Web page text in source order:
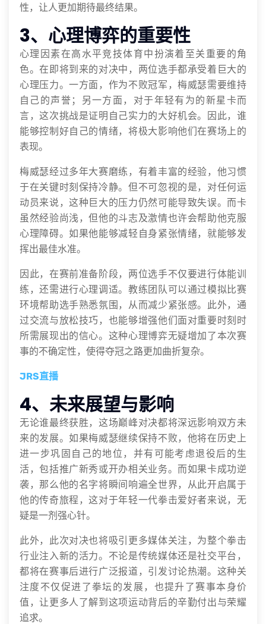
性，让人更加期待最终结果。
3、心理博弈的重要性
心理因素在高水平竞技体育中扮演着至关重要的角
色。在即将到来的对决中，两位选手都承受着巨大的
心理压力。一方面，作为不败冠军，梅威瑟需要维持
自己的声誉；另一方面，对于年轻有为的新星卡而
言，这次挑战是证明自己实力的大好机会。因此，谁
能够控制好自己的情绪，将极大影响他们在赛场上的
表现。
梅威瑟经过多年大赛磨练，有着丰富的经验，他习惯
于在关键时刻保持冷静。但不可忽视的是，对任何运
动员来说，这种巨大的压力仍然可能导致失误。而卡
虽然经验尚浅，但他的斗志及激情也许会帮助他克服
心理障碍。如果他能够减轻自身紧张情绪，就能够发
挥出最佳水准。
因此，在赛前准备阶段，两位选手不仅要进行体能训
练，还需进行心理调适。教练团队可以通过模拟比赛
环境帮助选手熟悉氛围，从而减少紧张感。此外，通
过交流与放松技巧，也能够增强他们面对重要时刻时
所需展现出的信心。这种心理博弈无疑增加了本次赛
事的不确定性，使得夺冠之路更加曲折复杂。
JRS直播
4、未来展望与影响
无论谁最终获胜，这场巅峰对决都将深远影响双方未
来的发展。如果梅威瑟继续保持不败，他将在历史上
进一步巩固自己的地位，并有可能考虑退役后的生
活，包括推广新秀或开办相关业务。而如果卡成功逆
袭，那么他的名字将瞬间响遍全世界，从此开启属于
他的传奇旅程，这对于年轻一代拳击爱好者来说，无
疑是一剂强心针。
此外，此次对决也将吸引更多媒体关注，为整个拳击
行业注入新的活力。不论是传统媒体还是社交平台，
都将在赛事后进行广泛报道，引发讨论热潮。这种关
注度不仅促进了拳坛的发展，也提升了赛事本身价
值，让更多人了解到这项运动背后的辛勤付出与荣耀
追求。